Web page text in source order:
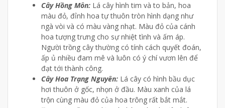
Cây Hồng Môn: Lá cây hình tim và to bản, hoa
màu đỏ, đỉnh hoa tự thuôn tròn hình dạng như
ngà vòi và có màu vàng nhạt. Màu đỏ của cánh
hoa tượng trưng cho sự nhiệt tình và ấm áp.
Người trồng cây thường có tính cách quyết đoán,
ấp ủ nhiều đam mê và luôn có ý chí vươn lên để
đạt tới thành công.
Cây Hoa Trạng Nguyên: Lá cây có hình bầu dục
hơi thuôn ở gốc, nhọn ở đầu. Màu xanh của lá
trộn cùng màu đỏ của hoa trông rất bắt mắt.